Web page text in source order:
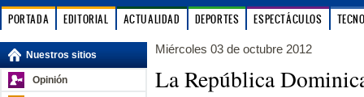
PORTADA EDITORIAL ACTUALIDAD DEPORTES ESPECTÁCULOS
Nuestros sitios
Opinión
Miércoles 03 de octubre 2012
La República